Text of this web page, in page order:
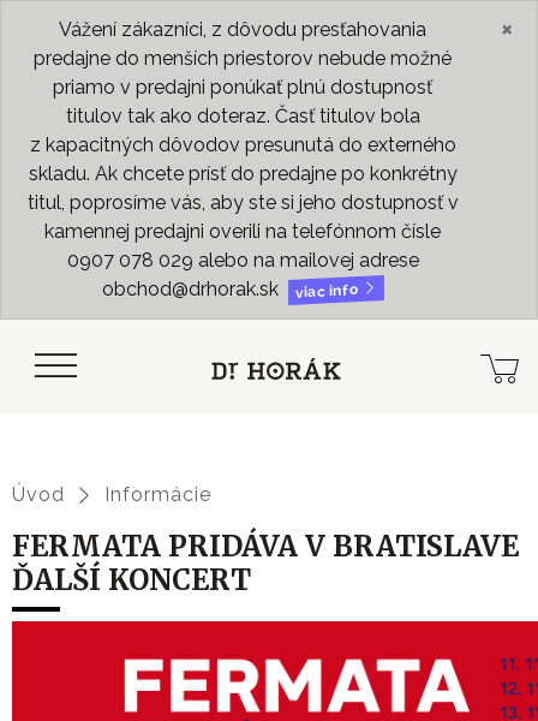
Vážení zákazníci, z dôvodu presťahovania
predajne do menších priestorov nebude možné
priamo v predajni ponúkať plnú dostupnosť
titulov tak ako doteraz. Časť titulov bola
z kapacitných dôvodov presunutá do externého
skladu. Ak chcete prísť do predajne po konkrétny
titul, poprosíme vás, aby ste si jeho dostupnosť v
kamennej predajni overili na telefónnom čísle
0907 078 029 alebo na mailovej adrese
obchod@drhorak.sk
viac info
×
Úvod Informácie
FERMATA PRIDÁVA V BRATISLAVE
ĎALŠÍ KONCERT